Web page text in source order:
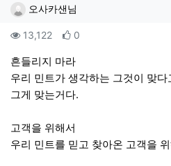
작성자 정보
오사카샌님
컨텐츠 정보
13,122조회 0
본문
흔들리지 마라
우리 민트가 생각하는 그것이 맞다
그게 맞는거다.
고객을 위해서
우리 민트를 믿고 찾아온 고객을